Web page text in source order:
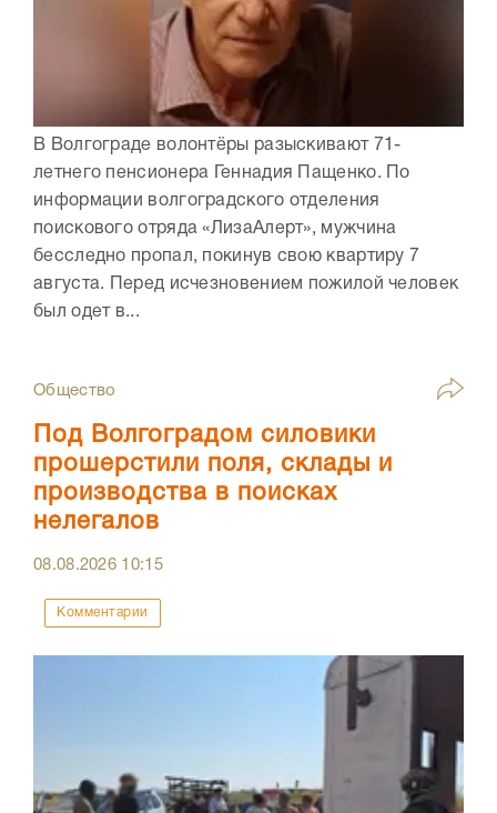
В Волгограде волонтёры разыскивают 71-
летнего пенсионера Геннадия Пащенко. По
информации волгоградского отделения
поискового отряда «ЛизаАлерт», мужчина
бесследно пропал, покинув свою квартиру 7
августа. Перед исчезновением пожилой человек
был одет в...
Общество
Под Волгоградом силовики
прошерстили поля, склады и
производства в поисках
нелегалов
08.08.2026 10:15
Комментарии